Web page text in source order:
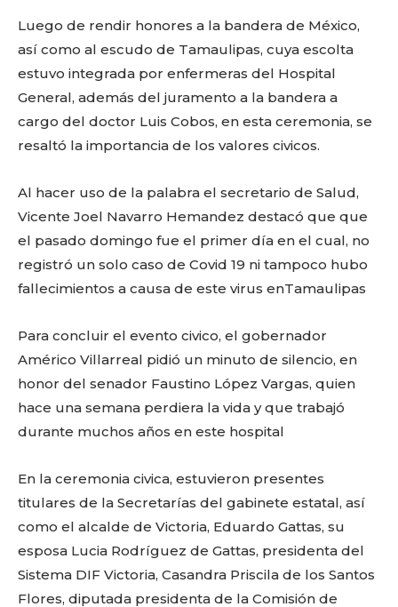
Facebook
Twitter
EmailWhatsApp
CopyGmail
Telegram
Luego de rendir honores a la bandera de México,
así como al escudo de Tamaulipas, cuya escolta
estuvo integrada por enfermeras del Hospital
General, además del juramento a la bandera a
cargo del doctor Luis Cobos, en esta ceremonia, se
resaltó la importancia de los valores civicos.
Al hacer uso de la palabra el secretario de Salud,
Vicente Joel Navarro Hemandez destacó que que
el pasado domingo fue el primer día en el cual, no
registró un solo caso de Covid 19 ni tampoco hubo
fallecimientos a causa de este virus enTamaulipas
Para concluir el evento civico, el gobernador
Américo Villarreal pidió un minuto de silencio, en
honor del senador Faustino López Vargas, quien
hace una semana perdiera la vida y que trabajó
durante muchos años en este hospital
En la ceremonia civica, estuvieron presentes
titulares de la Secretarías del gabinete estatal, así
como el alcalde de Victoria, Eduardo Gattas, su
esposa Lucia Rodríguez de Gattas, presidenta del
Sistema DIF Victoria, Casandra Priscila de los Santos
Flores, diputada presidenta de la Comisión de